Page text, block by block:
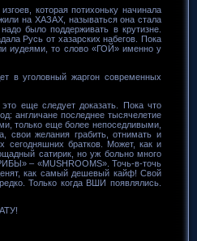
которая потихоньку начинала
на ХАЗАХ, называться она стала
было поддерживать в крутизне.
Русь от хазарских набегов. Пока
иудеями, то слово «ГОЙ» именно у
в уголовный жаргон современных
еще следует доказать. Пока что
англичане последнее тысячелетие
только еще более непоседливыми,
свои желания грабить, отнимать и
сегодняшних братков. Может, как и
сатирик, но уж больно много
– «MUSHROOMS». Точь-в-точь
как самый дешевый кайф! Свой
Только когда ВШИ появлялись.